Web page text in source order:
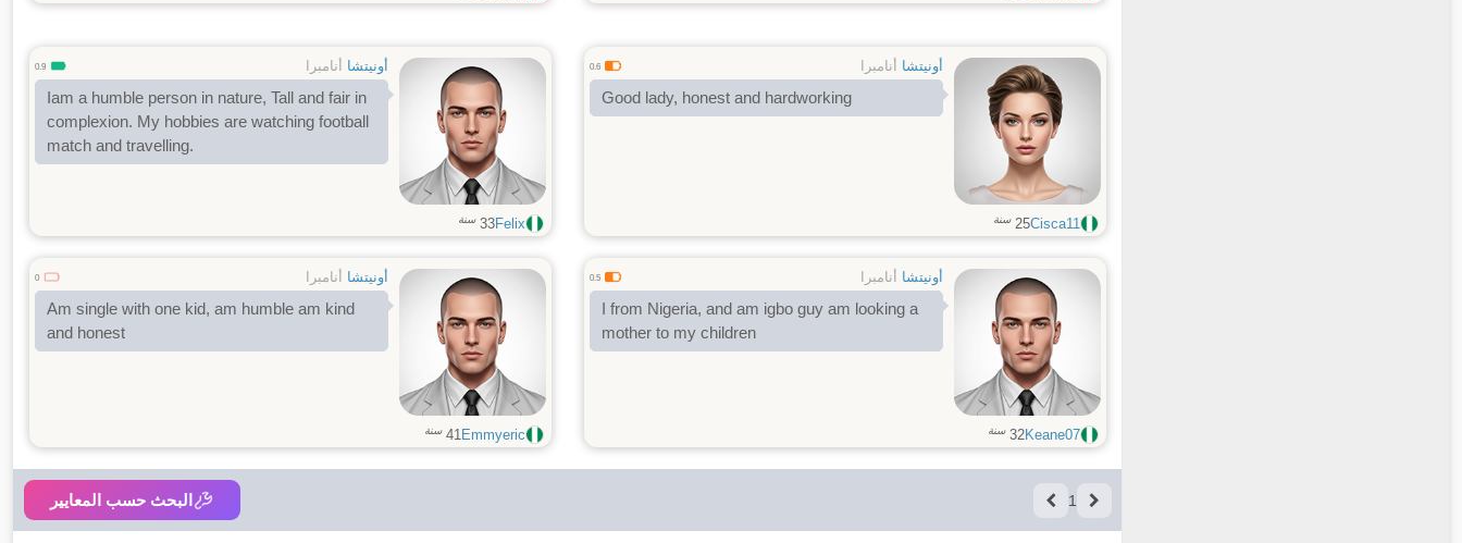
أونيتشا أنامبرا 0.6
Good lady, honest and hardworking
Cisca11
25 سنة
أونيتشا أنامبرا 0.9
Iam a humble person in nature, Tall and fair in
complexion. My hobbies are watching football
match and travelling.
Felix
33 سنة
أونيتشا أنامبرا 0.5
I from Nigeria, and am igbo guy am looking a
mother to my children
Keane07
32 سنة
أونيتشا أنامبرا 0
Am single with one kid, am humble am kind
and honest
Emmyeric
41 سنة
1 البحث حسب المعايير